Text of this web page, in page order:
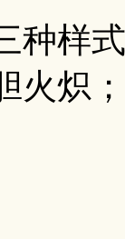
种样
火炽